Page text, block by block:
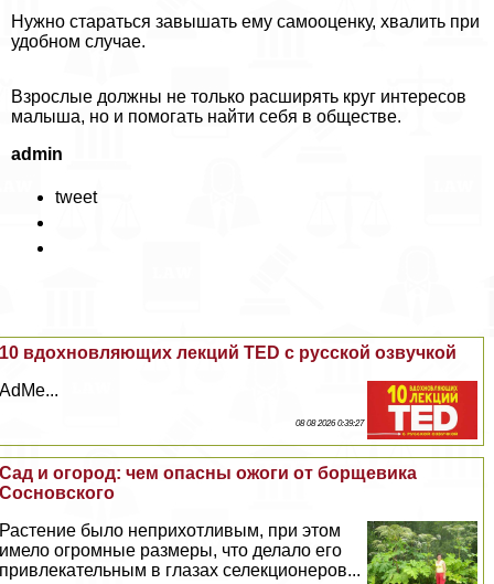
Нужно стараться завышать ему самооценку, хвалить при
удобном случае.
Взрослые должны не только расширять круг интересов
малыша, но и помогать найти себя в обществе.
admin
tweet
10 вдохновляющих лекций TED с русской озвучкой
AdMe...
08 08 2026 0:39:27
Сад и огород: чем опасны ожоги от борщевика
Сосновского
Растение было неприхотливым, при этом
имело огромные размеры, что делало его
привлекательным в глазах селекционеров...